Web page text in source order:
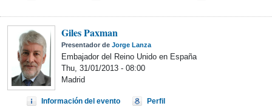
Giles Paxman
Presentador de Jorge Lanza
Embajador del Reino Unido en España
Thu, 31/01/2013 - 08:00
Madrid
Información del evento Perfil